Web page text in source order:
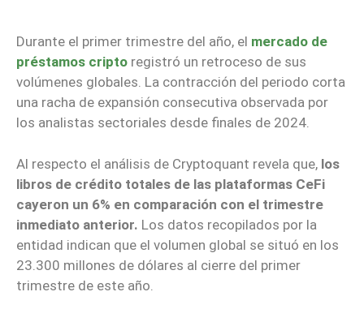
Durante el primer trimestre del año, el mercado de
préstamos cripto registró un retroceso de sus
volúmenes globales. La contracción del periodo corta
una racha de expansión consecutiva observada por
los analistas sectoriales desde finales de 2024.
Al respecto el análisis de Cryptoquant revela que, los
libros de crédito totales de las plataformas CeFi
cayeron un 6% en comparación con el trimestre
inmediato anterior. Los datos recopilados por la
entidad indican que el volumen global se situó en los
23.300 millones de dólares al cierre del primer
trimestre de este año.